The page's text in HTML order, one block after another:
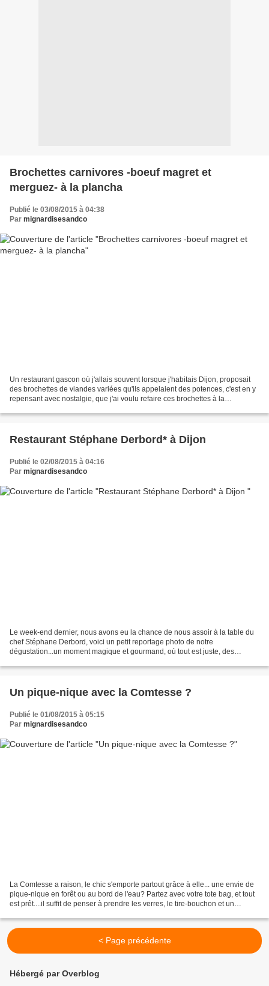
Brochettes carnivores -boeuf magret et
merguez- à la plancha
Publié le 03/08/2015 à 04:38
Par mignardisesandco
Un restaurant gascon où j'allais souvent lorsque j'habitais Dijon, proposait
des brochettes de viandes variées qu'ils appelaient des potences, c'est en y
repensant avec nostalgie, que j'ai voulu refaire ces brochettes à la
Restaurant Stéphane Derbord* à Dijon
Publié le 02/08/2015 à 04:16
Par mignardisesandco
Le week-end dernier, nous avons eu la chance de nous assoir à la table du
chef Stéphane Derbord, voici un petit reportage photo de notre
dégustation...un moment magique et gourmand, où tout est juste, des
Un pique-nique avec la Comtesse ?
Publié le 01/08/2015 à 05:15
Par mignardisesandco
La Comtesse a raison, le chic s'emporte partout grâce à elle... une envie de
pique-nique en forêt ou au bord de l'eau? Partez avec votre tote bag, et tout
est prêt....il suffit de penser à prendre les verres, le tire-bouchon et un
< Page précédente
Hébergé par Overblog